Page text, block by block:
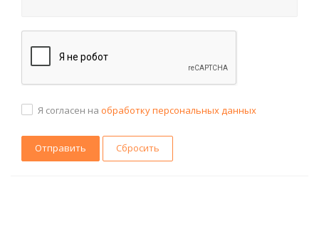
Я согласен на обработку персональных данных
Сбросить